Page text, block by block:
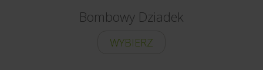
Bombowy Dziadek
WYBIERZ